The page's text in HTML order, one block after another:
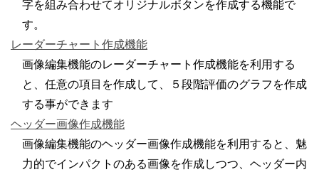
字を組み合わせてオリジナルボタンを作成する機能で
す。
レーダーチャート作成機能
画像編集機能のレーダーチャート作成機能を利用する
と、任意の項目を作成して、５段階評価のグラフを作成
する事ができます
ヘッダー画像作成機能
画像編集機能のヘッダー画像作成機能を利用すると、魅
力的でインパクトのある画像を作成しつつ、ヘッダー内